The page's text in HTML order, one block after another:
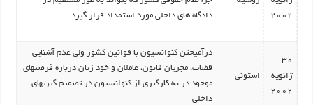
2002
دادگاه های داخلی مورد استمداد قرار گیرد.
30
ژانویه
2002
استونی
درآمیختن کنوانسیون با قوانین کشور ولی عدم آشنایی
قضات، مجریان قانون، عاملان و خود زنان درباره فرصتهای
موجود در به کارگیری از کنوانسیون در تصمیم گیریهای
داخلی